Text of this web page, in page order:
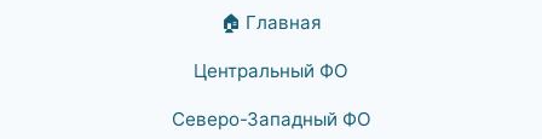
🏠 Главная
Центральный ФО
Северо-Западный ФО